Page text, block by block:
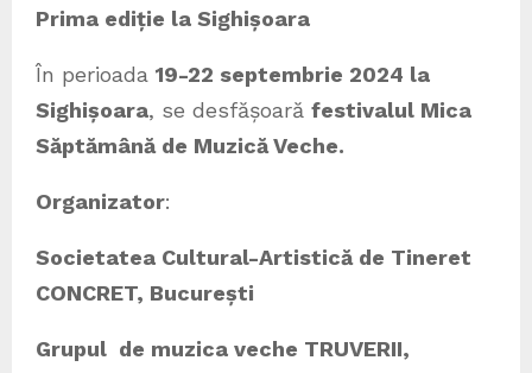
Prima ediție la Sighișoara
În perioada 19-22 septembrie 2024 la
Sighișoara, se desfășoară festivalul Mica
Săptămână de Muzică Veche.
Organizator:
Societatea Cultural-Artistică de Tineret
CONCRET, București
Grupul de muzica veche TRUVERII,